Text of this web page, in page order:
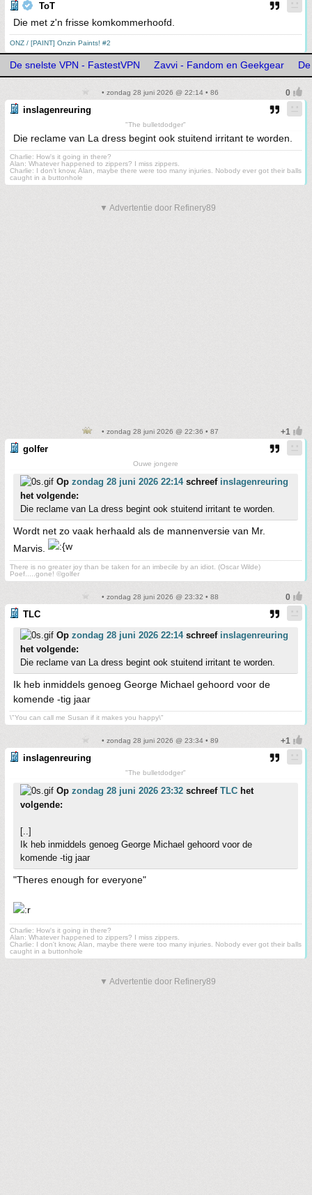
ToT
Die met z'n frisse komkommerhoofd.
ONZ / [PAINT] Onzin Paints! #2
De snelste VPN - FastestVPN Zavvi - Fandom en Geekgear
• zondag 28 juni 2026 @ 22:14 • 86
inslagenreuring
"The bulletdodger"
Die reclame van La dress begint ook stuitend irritant te worden.
Charlie: How's it going in there?
Alan: Whatever happened to zippers? I miss zippers.
Charlie: I don't know, Alan, maybe there were too many injuries. Nobody ever got their balls
caught in a buttonhole
▼ Advertentie door Refinery89
• zondag 28 juni 2026 @ 22:36 • 87
golfer
Ouwe jongere
Op zondag 28 juni 2026 22:14schreef inslagenreuring
het volgende:
Die reclame van La dress begint ook stuitend irritant te worden.
Wordt net zo vaak herhaald als de mannenversie van Mr.
Marvis.
There is no greater joy than be taken for an imbecile by an idiot. (Oscar Wilde)
Poef.....gone! ©golfer
• zondag 28 juni 2026 @ 23:32 • 88
TLC
Op zondag 28 juni 2026 22:14schreef inslagenreuring
het volgende:
Die reclame van La dress begint ook stuitend irritant te worden.
Ik heb inmiddels genoeg George Michael gehoord voor de
komende -tig jaar
\"You can call me Susan if it makes you happy\"
• zondag 28 juni 2026 @ 23:34 • 89
inslagenreuring
"The bulletdodger"
Op zondag 28 juni 2026 23:32 schreef TLC het
volgende:
[..]
Ik heb inmiddels genoeg George Michael gehoord voor de
komende -tig jaar
"Theres enough for everyone"
Charlie: How's it going in there?
Alan: Whatever happened to zippers? I miss zippers.
Charlie: I don't know, Alan, maybe there were too many injuries. Nobody ever got their balls
caught in a buttonhole
▼ Advertentie door Refinery89